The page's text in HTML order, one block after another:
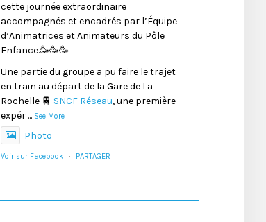
cette journée extraordinaire
accompagnés et encadrés par l’Équipe
d’Animatrices et Animateurs du Pôle
Enfance.🥳🥳🥳
Une partie du groupe a pu faire le trajet
en train au départ de la Gare de La
Rochelle 🚆 SNCF Réseau, une première
expér ... See More
Photo
Voir sur Facebook · PARTAGER